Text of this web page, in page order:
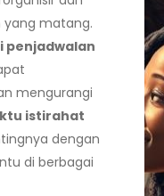
matang.
penjadwalan
mengurangi
istirahat
dengan
di berbagai